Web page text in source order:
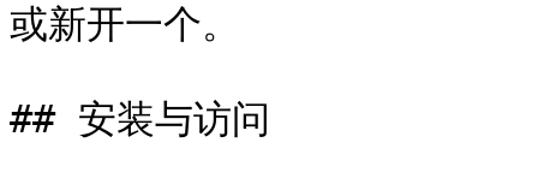
或新开一个。
## 安装与访问